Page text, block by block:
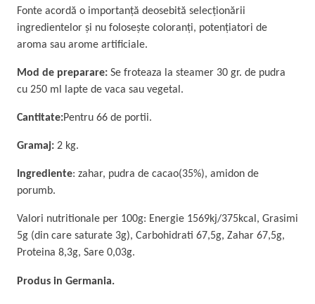
t
C
h
c
o
t
F
o
k
Fonte acordă o importanță deosebită selecționării
ingredientelor și nu folosește coloranți, potențiatori de
aroma sau arome artificiale.
Mod de preparare: Se froteaza la steamer 30 gr. de pudra
cu 250 ml lapte de vaca sau vegetal.
Cantitate:Pentru 66 de portii.
Gramaj: 2 kg.
Ingrediente: zahar, pudra de cacao(35%), amidon de
porumb.
Valori nutritionale per 100g: Energie 1569kj/375kcal, Grasimi
5g (din care saturate 3g), Carbohidrati 67,5g, Zahar 67,5g,
Proteina 8,3g, Sare 0,03g.
Produs in Germania.